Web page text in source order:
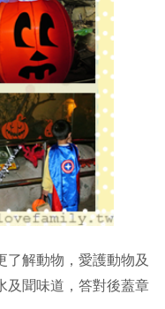
了解動物，愛護動物及
及聞味道，答對後蓋章